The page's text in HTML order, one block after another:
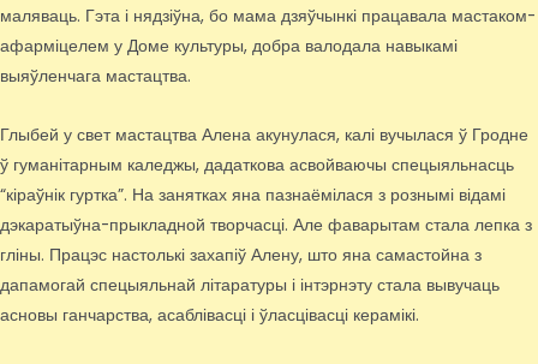
маляваць. Гэта і нядзіўна, бо мама дзяўчынкі працавала мастаком-
афарміцелем у Доме культуры, добра валодала навыкамі
выяўленчага мастацтва.
Глыбей у свет мастацтва Алена акунулася, калі вучылася ў Гродне
ў гуманітарным каледжы, дадаткова асвойваючы спецыяльнасць
“кіраўнік гуртка”. На занятках яна пазнаёмілася з рознымі відамі
дэкаратыўна-прыкладной творчасці. Але фаварытам стала лепка з
гліны. Працэс настолькі захапіў Алену, што яна самастойна з
дапамогай спецыяльнай літаратуры і інтэрнэту стала вывучаць
асновы ганчарства, асаблівасці і ўласцівасці керамікі.